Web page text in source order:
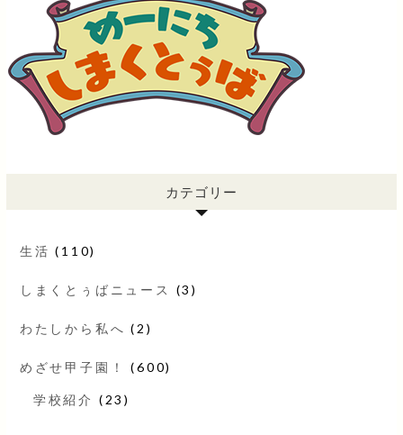
カテゴリー
生活 (110)
しまくとぅばニュース (3)
わたしから私へ (2)
めざせ甲子園！ (600)
学校紹介 (23)